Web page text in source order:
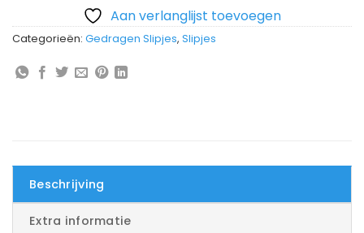
Aan verlanglijst toevoegen
Categorieën: Gedragen Slipjes, Slipjes
Beschrijving
Extra informatie